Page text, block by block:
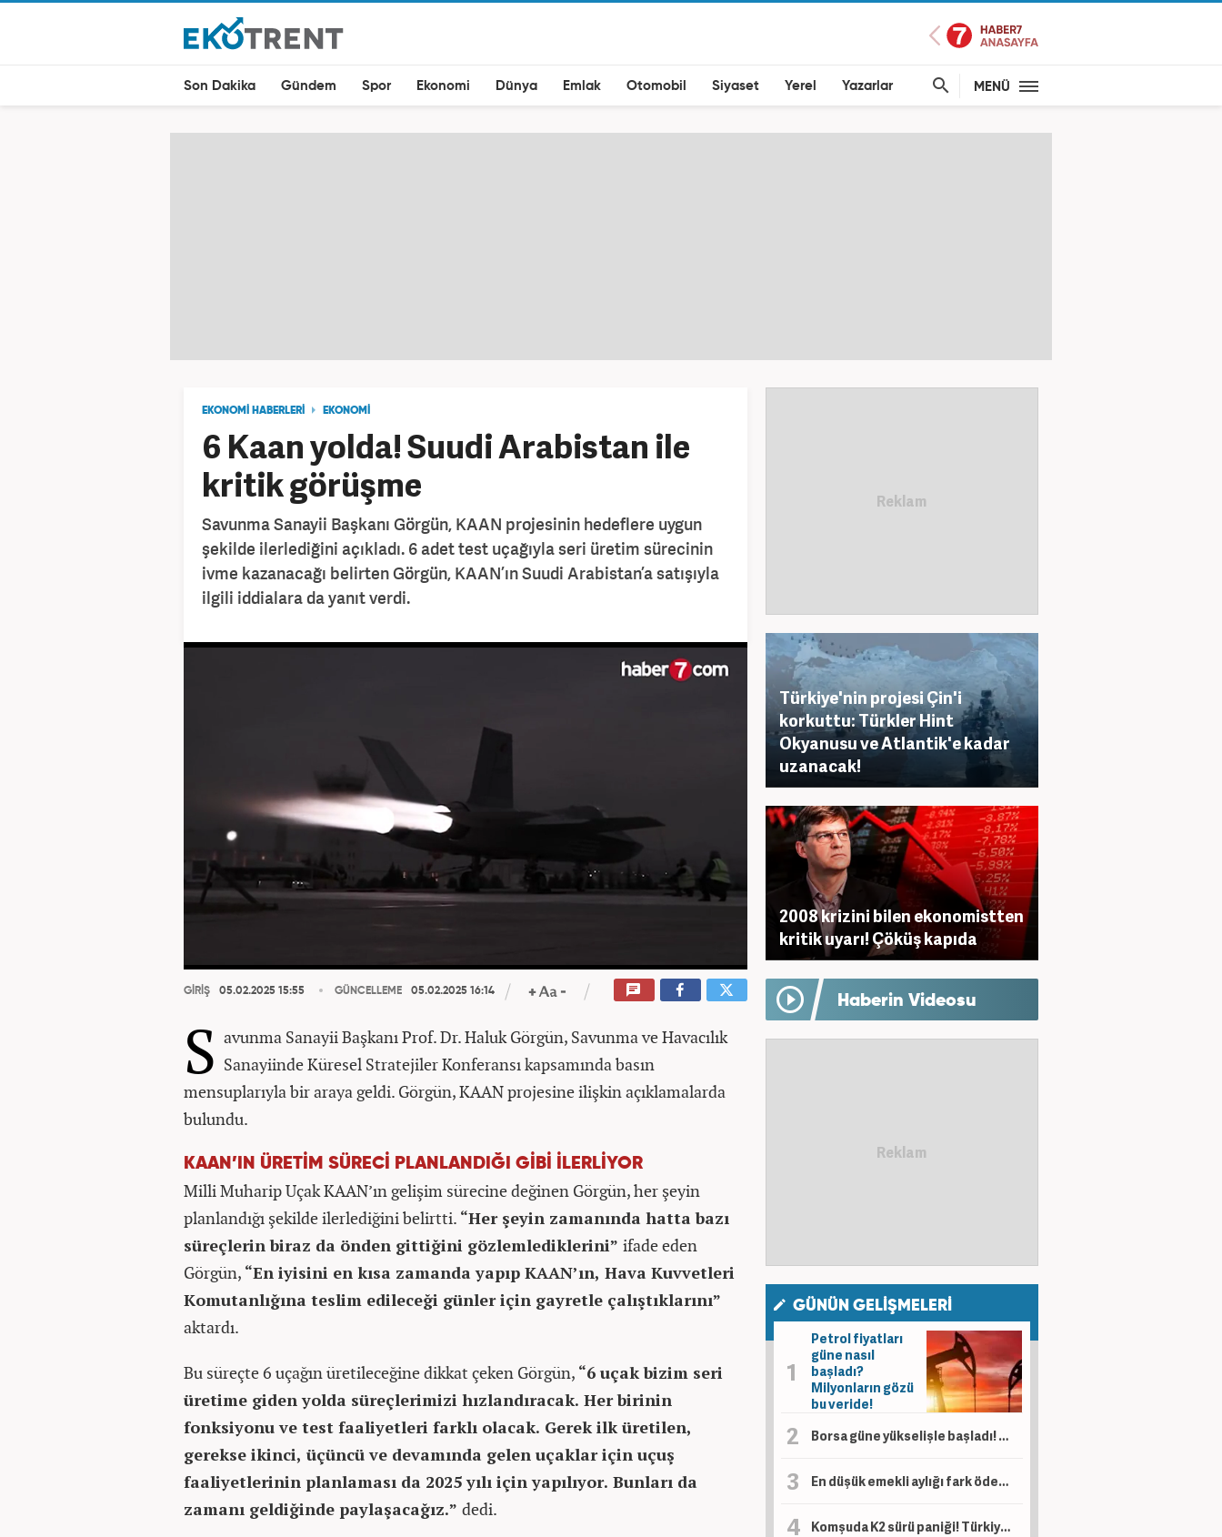
Son Dakika Gündem Spor Ekonomi Dünya Emlak Otomobil Siyaset Yerel Yazarlar MENÜ
EKONOMİ HABERLERİ EKONOMİ
6 Kaan yolda! Suudi Arabistan ile
kritik görüşme
Savunma Sanayii Başkanı Görgün, KAAN projesinin hedeflere uygun
şekilde ilerlediğini açıkladı. 6 adet test uçağıyla seri üretim sürecinin
ivme kazanacağı belirten Görgün, KAAN’ın Suudi Arabistan’a satışıyla
ilgili iddialara da yanıt verdi.
GİRİŞ 05.02.2025 15:55 GÜNCELLEME 05.02.2025 16:14
S avunma Sanayii Başkanı Prof. Dr. Haluk Görgün, Savunma ve Havacılık
Sanayiinde Küresel Stratejiler Konferansı kapsamında basın
mensuplarıyla bir araya geldi. Görgün, KAAN projesine ilişkin açıklamalarda
bulundu.
KAAN’IN ÜRETİM SÜRECİ PLANLANDIĞI GİBİ İLERLİYOR
Milli Muharip Uçak KAAN’ın gelişim sürecine değinen Görgün, her şeyin
planlandığı şekilde ilerlediğini belirtti. “Her şeyin zamanında hatta bazı
süreçlerin biraz da önden gittiğini gözlemlediklerini” ifade eden
Görgün, “En iyisini en kısa zamanda yapıp KAAN’ın, Hava Kuvvetleri
Komutanlığına teslim edileceği günler için gayretle çalıştıklarını”
aktardı.
Bu süreçte 6 uçağın üretileceğine dikkat çeken Görgün, “6 uçak bizim seri
üretime giden yolda süreçlerimizi hızlandıracak. Her birinin
fonksiyonu ve test faaliyetleri farklı olacak. Gerek ilk üretilen,
gerekse ikinci, üçüncü ve devamında gelen uçaklar için uçuş
faaliyetlerinin planlaması da 2025 yılı için yapılıyor. Bunları da
zamanı geldiğinde paylaşacağız.” dedi.
Türkiye'nin projesi Çin'i
korkuttu: Türkler Hint
Okyanusu ve Atlantik'e kadar
uzanacak!
2008 krizini bilen ekonomistten
kritik uyarı! Çöküş kapıda
Haberin Videosu
GÜNÜN GELİŞMELERİ
Petrol fiyatları
güne nasıl
başladı?
Milyonların gözü
bu veride!
Borsa güne yükselişle başladı! Gözler 14 bin puanda
En düşük emekli aylığı fark ödemeleri hesaplara yatırıldı
Komşuda K2 sürü paniği! Türkiye'nin yeni kozu: 'Diğerlerinden çok daha farklı bir silah!'